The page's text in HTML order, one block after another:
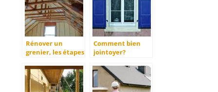
Rénover un
grenier, les étapes
Comment bien
jointoyer?